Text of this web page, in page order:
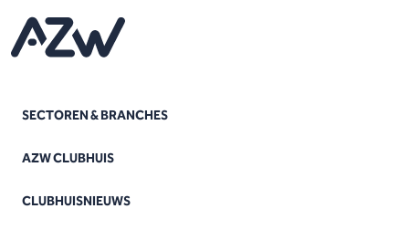
SECTOREN & BRANCHES
AZW CLUBHUIS
CLUBHUISNIEUWS